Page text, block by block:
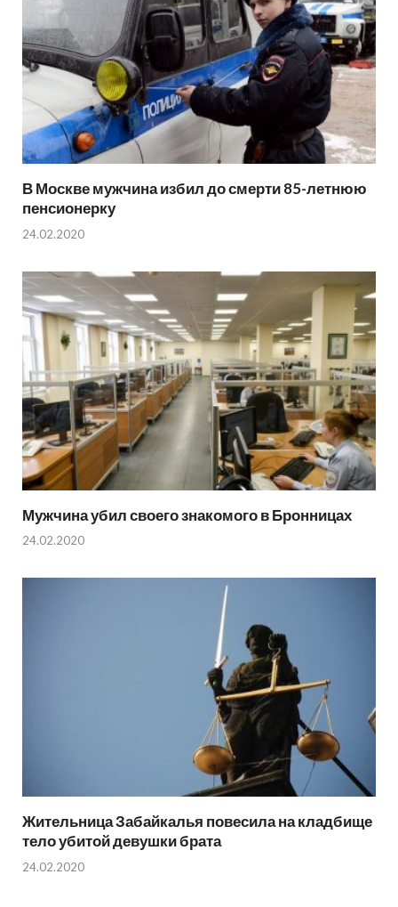
В Москве мужчина избил до смерти 85-летнюю
пенсионерку
24.02.2020
Мужчина убил своего знакомого в Бронницах
24.02.2020
Жительница Забайкалья повесила на кладбище
тело убитой девушки брата
24.02.2020